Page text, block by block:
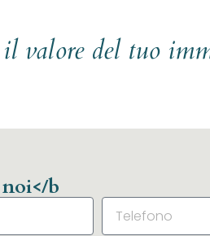
il valore del tuo
b